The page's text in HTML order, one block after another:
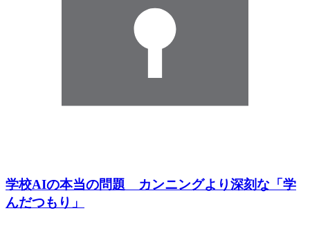
学校AIの本当の問題 カンニングより深刻な「学
んだつもり」